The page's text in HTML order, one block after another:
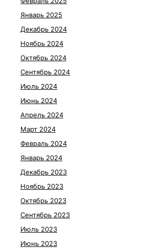
Январь 2025
Декабрь 2024
Ноябрь 2024
Октябрь 2024
Сентябрь 2024
Июль 2024
Июнь 2024
Апрель 2024
Март 2024
Февраль 2024
Январь 2024
Декабрь 2023
Ноябрь 2023
Октябрь 2023
Сентябрь 2023
Июль 2023
Июнь 2023